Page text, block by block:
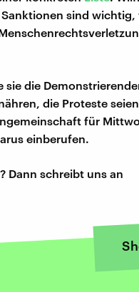
sind wichtig,
sie die
die Proteste
für
einberufen.
Dann schreibt uns an